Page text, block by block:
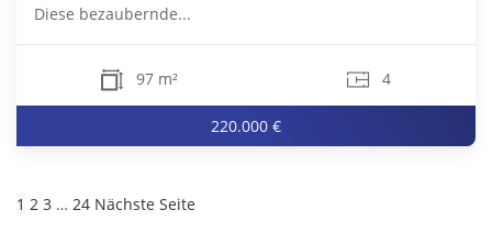
Diese bezaubernde...
97 m² 4
220.000 €
1 2 3 … 24 Nächste Seite